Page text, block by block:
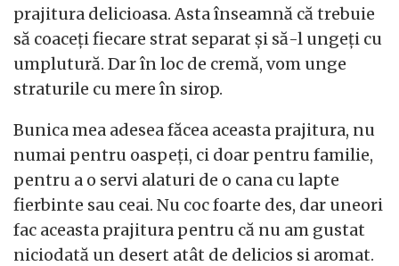
prajitura delicioasa. Asta înseamnă că trebuie
să coaceți fiecare strat separat și să-l ungeți cu
umplutură. Dar în loc de cremă, vom unge
straturile cu mere în sirop.
Bunica mea adesea făcea aceasta prajitura, nu
numai pentru oaspeți, ci doar pentru familie,
pentru a o servi alaturi de o cana cu lapte
fierbinte sau ceai. Nu coc foarte des, dar uneori
fac aceasta prajitura pentru că nu am gustat
niciodată un desert atât de delicios si aromat.